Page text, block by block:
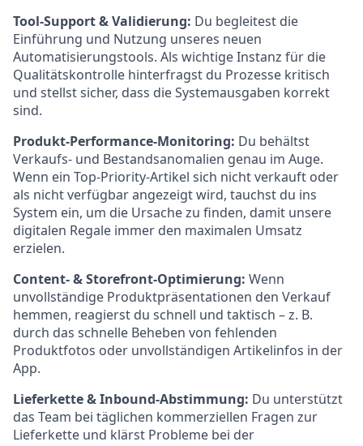
Tool-Support & Validierung: Du begleitest die
Einführung und Nutzung unseres neuen
Automatisierungstools. Als wichtige Instanz für die
Qualitätskontrolle hinterfragst du Prozesse kritisch
und stellst sicher, dass die Systemausgaben korrekt
sind.
Produkt-Performance-Monitoring: Du behältst
Verkaufs- und Bestandsanomalien genau im Auge.
Wenn ein Top-Priority-Artikel sich nicht verkauft oder
als nicht verfügbar angezeigt wird, tauchst du ins
System ein, um die Ursache zu finden, damit unsere
digitalen Regale immer den maximalen Umsatz
erzielen.
Content- & Storefront-Optimierung: Wenn
unvollständige Produktpräsentationen den Verkauf
hemmen, reagierst du schnell und taktisch – z. B.
durch das schnelle Beheben von fehlenden
Produktfotos oder unvollständigen Artikelinfos in der
App.
Lieferkette & Inbound-Abstimmung: Du unterstützt
das Team bei täglichen kommerziellen Fragen zur
Lieferkette und klärst Probleme bei der